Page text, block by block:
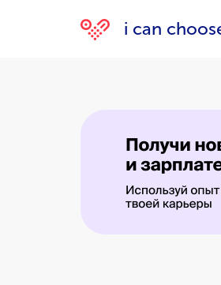
i can